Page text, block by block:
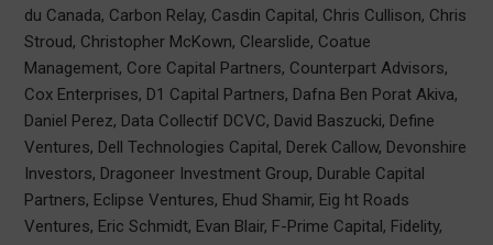
du Canada, Carbon Relay, Casdin Capital, Chris Cullison, Chris
Stroud, Christopher McKown, Clearslide, Coatue
Management, Core Capital Partners, Counterpart Advisors,
Cox Enterprises, D1 Capital Partners, Dafna Ben Porat Akiva,
Daniel Perez, Data Collectif DCVC, David Baszucki, Define
Ventures, Dell Technologies Capital, Derek Callow, Devonshire
Investors, Dragoneer Investment Group, Durable Capital
Partners, Eclipse Ventures, Ehud Shamir, Eig ht Roads
Ventures, Eric Schmidt, Evan Blair, F-Prime Capital, Fidelity,